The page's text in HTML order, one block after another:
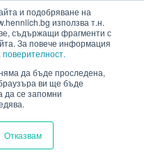
и подобряване на
използва т.н.
съдържащи фрагменти с
За повече информация
да бъде проследена,
ви ще бъде
да се запомни
Отказвам